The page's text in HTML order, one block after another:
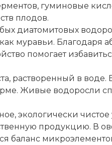
гуминовые
плодов.
диатомитовых
муравьи.
помогает
растворенный в
Живые водоросли
экологически
продукцию. В
баланс